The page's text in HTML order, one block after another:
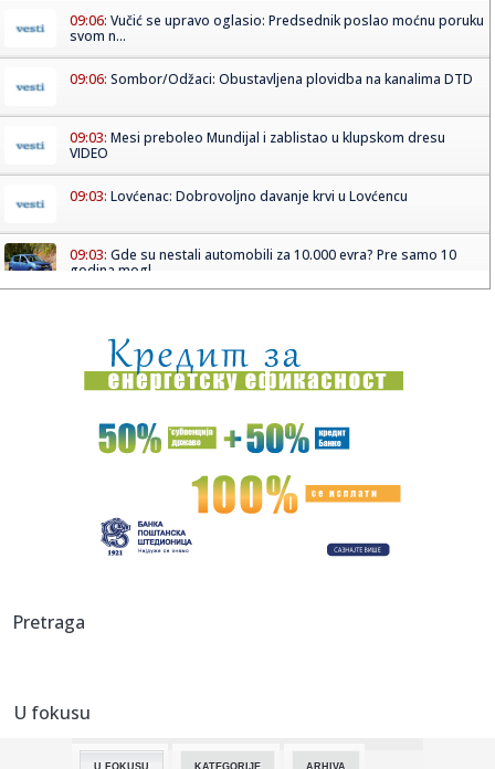
09:06: Vučić se upravo oglasio: Predsednik poslao moćnu poruku
svom n...
09:06: Sombor/Odžaci: Obustavljena plovidba na kanalima DTD
09:03: Mesi preboleo Mundijal i zablistao u klupskom dresu
VIDEO
09:03: Lovćenac: Dobrovoljno davanje krvi u Lovćencu
09:03: Gde su nestali automobili za 10.000 evra? Pre samo 10
godina mogl...
09:01:Pl@ža – Ljubljana – Gala Hala, Metelkova (Ljubljana) – 29....
09:01:Ćirović: Nizak vodostaj je opterećenje za sistem, voda da
se r...
VIDEO: Profesor Stevan Filipović pretučen u centru
09:00:Француска царина запленила више од ...
očaj...
08:59:
Pretraga
U fokusu
U FOKUSU KATEGORIJE ARHIVA